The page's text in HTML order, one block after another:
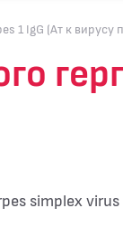
1 IgG (Ат к вирусу
simplex virus